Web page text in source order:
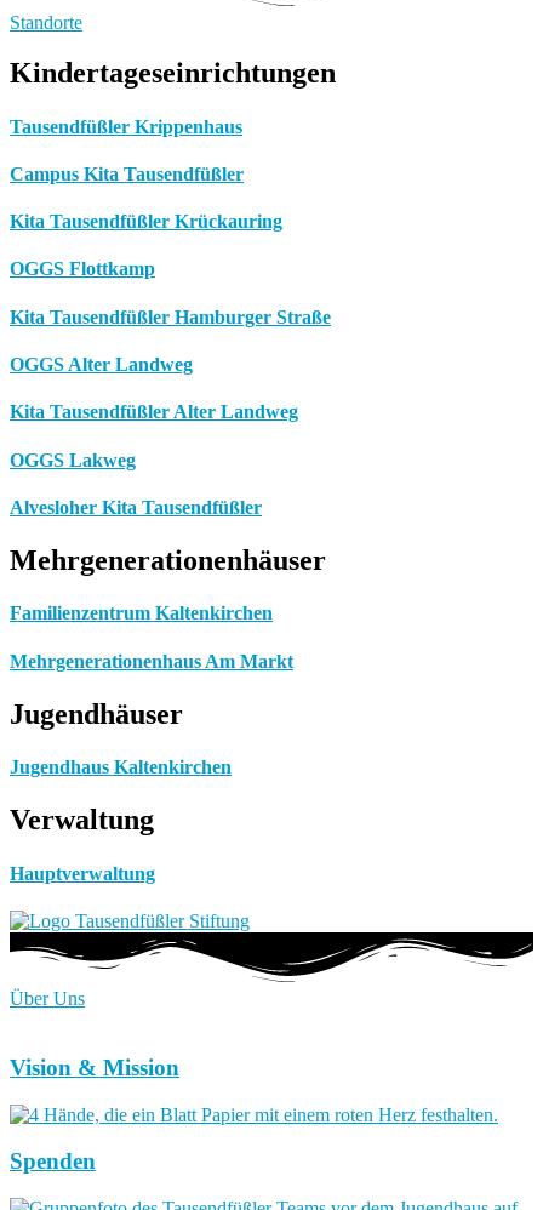
Standorte
Kindertageseinrichtungen
Tausendfüßler Krippenhaus
Campus Kita Tausendfüßler
Kita Tausendfüßler Krückauring
OGGS Flottkamp
Kita Tausendfüßler Hamburger Straße
OGGS Alter Landweg
Kita Tausendfüßler Alter Landweg
OGGS Lakweg
Alvesloher Kita Tausendfüßler
Mehrgenerationenhäuser
Familienzentrum Kaltenkirchen
Mehrgenerationenhaus Am Markt
Jugendhäuser
Jugendhaus Kaltenkirchen
Verwaltung
Hauptverwaltung
Über Uns
Vision & Mission
Spenden